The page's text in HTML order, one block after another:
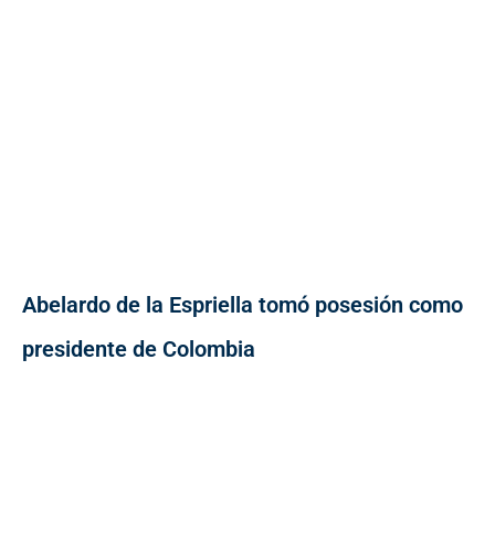
Abelardo de la Espriella tomó posesión como
presidente de Colombia